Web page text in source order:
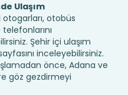
Ulaşım
otogarları, otobüs
Şehir içi ulaşım
inceleyebilirsiniz.
önce, Adana ve
göz gezdirmeyi